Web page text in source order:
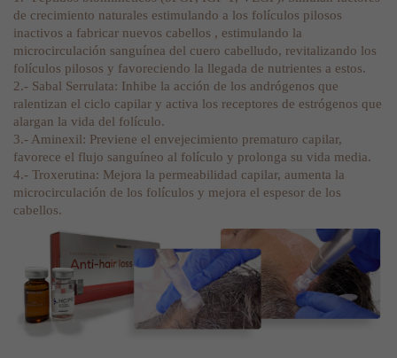
de crecimiento naturales estimulando a los folículos pilosos
inactivos a fabricar nuevos cabellos , estimulando la
microcirculación sanguínea del cuero cabelludo, revitalizando los
folículos pilosos y favoreciendo la llegada de nutrientes a estos.
2.- Sabal Serrulata: Inhibe la acción de los andrógenos que
ralentizan el ciclo capilar y activa los receptores de estrógenos que
alargan la vida del folículo.
3.- Aminexil: Previene el envejecimiento prematuro capilar,
favorece el flujo sanguíneo al folículo y prolonga su vida media.
4.- Troxerutina: Mejora la permeabilidad capilar, aumenta la
microcirculación de los folículos y mejora el espesor de los
cabellos.